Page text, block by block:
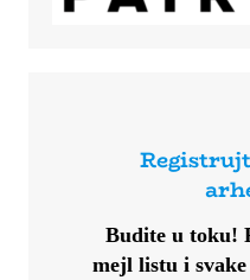
Budite u toku!
mejl listu i svake